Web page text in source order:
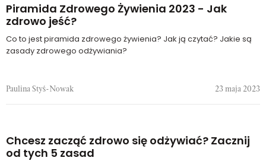
Piramida Zdrowego Żywienia 2023 - Jak
zdrowo jeść?
Co to jest piramida zdrowego żywienia? Jak ją czytać? Jakie są
zasady zdrowego odżywiania?
Paulina Styś-Nowak 23 maja 2023
Chcesz zacząć zdrowo się odżywiać? Zacznij
od tych 5 zasad